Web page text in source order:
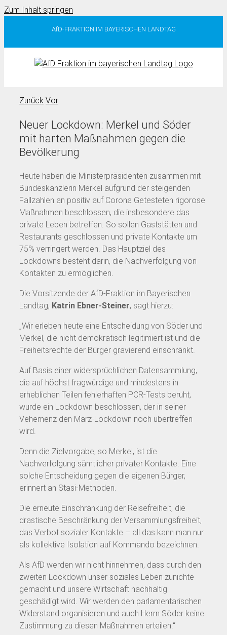
Zum Inhalt springen
AfD-FRAKTION IM BAYERISCHEN LANDTAG
Zurück Vor
Neuer Lockdown: Merkel und Söder
mit harten Maßnahmen gegen die
Bevölkerung
Heute haben die Ministerpräsidenten zusammen mit
Bundeskanzlerin Merkel aufgrund der steigenden
Fallzahlen an positiv auf Corona Getesteten rigorose
Maßnahmen beschlossen, die insbesondere das
private Leben betreffen. So sollen Gaststätten und
Restaurants geschlossen und private Kontakte um
75% verringert werden. Das Hauptziel des
Lockdowns besteht darin, die Nachverfolgung von
Kontakten zu ermöglichen.
Die Vorsitzende der AfD-Fraktion im Bayerischen
Landtag, Katrin Ebner-Steiner, sagt hierzu:
„Wir erleben heute eine Entscheidung von Söder und
Merkel, die nicht demokratisch legitimiert ist und die
Freiheitsrechte der Bürger gravierend einschränkt.
Auf Basis einer widersprüchlichen Datensammlung,
die auf höchst fragwürdige und mindestens in
erheblichen Teilen fehlerhaften PCR-Tests beruht,
wurde ein Lockdown beschlossen, der in seiner
Vehemenz den März-Lockdown noch übertreffen
wird.
Denn die Zielvorgabe, so Merkel, ist die
Nachverfolgung sämtlicher privater Kontakte. Eine
solche Entscheidung gegen die eigenen Bürger,
erinnert an Stasi-Methoden.
Die erneute Einschränkung der Reisefreiheit, die
drastische Beschränkung der Versammlungsfreiheit,
das Verbot sozialer Kontakte – all das kann man nur
als kollektive Isolation auf Kommando bezeichnen.
Als AfD werden wir nicht hinnehmen, dass durch den
zweiten Lockdown unser soziales Leben zunichte
gemacht und unsere Wirtschaft nachhaltig
geschädigt wird. Wir werden den parlamentarischen
Widerstand organisieren und auch Herrn Söder keine
Zustimmung zu diesen Maßnahmen erteilen.“